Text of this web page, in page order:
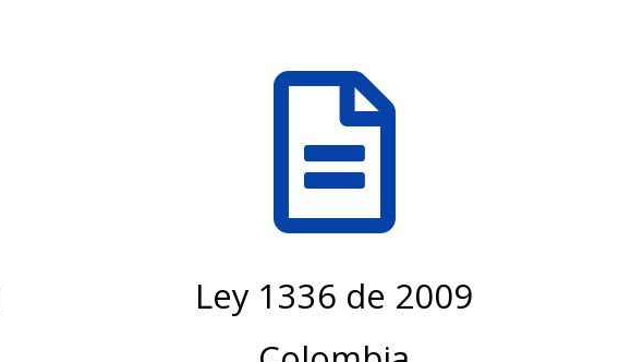
Ley 1336 de 2009